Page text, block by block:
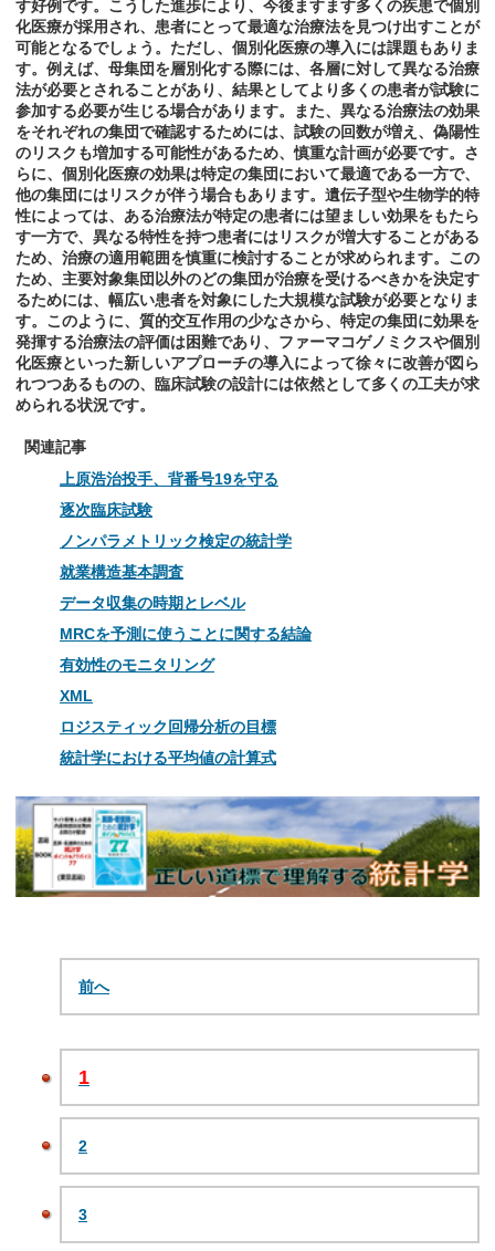
す好例です。こうした進歩により、今後ますます多くの疾患で個別
化医療が採用され、患者にとって最適な治療法を見つけ出すことが
可能となるでしょう。ただし、個別化医療の導入には課題もありま
す。例えば、母集団を層別化する際には、各層に対して異なる治療
法が必要とされることがあり、結果としてより多くの患者が試験に
参加する必要が生じる場合があります。また、異なる治療法の効果
をそれぞれの集団で確認するためには、試験の回数が増え、偽陽性
のリスクも増加する可能性があるため、慎重な計画が必要です。さ
らに、個別化医療の効果は特定の集団において最適である一方で、
他の集団にはリスクが伴う場合もあります。遺伝子型や生物学的特
性によっては、ある治療法が特定の患者には望ましい効果をもたら
す一方で、異なる特性を持つ患者にはリスクが増大することがある
ため、治療の適用範囲を慎重に検討することが求められます。この
ため、主要対象集団以外のどの集団が治療を受けるべきかを決定す
るためには、幅広い患者を対象にした大規模な試験が必要となりま
す。このように、質的交互作用の少なさから、特定の集団に効果を
発揮する治療法の評価は困難であり、ファーマコゲノミクスや個別
化医療といった新しいアプローチの導入によって徐々に改善が図ら
れつつあるものの、臨床試験の設計には依然として多くの工夫が求
められる状況です。
関連記事
上原浩治投手、背番号19を守る
逐次臨床試験
ノンパラメトリック検定の統計学
就業構造基本調査
データ収集の時期とレベル
MRCを予測に使うことに関する結論
有効性のモニタリング
XML
ロジスティック回帰分析の目標
統計学における平均値の計算式
前へ
1
2
3